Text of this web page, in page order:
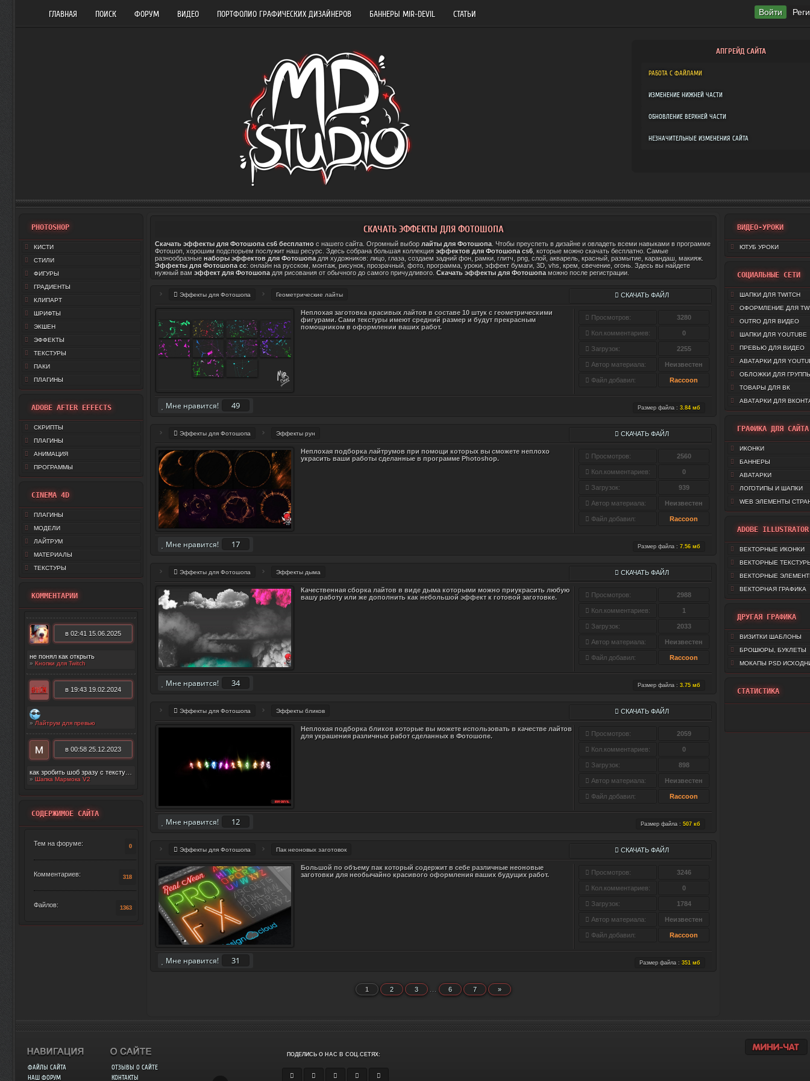
Войти
ГЛАВНАЯ ПОИСК ФОРУМ ВИДЕО ПОРТФОЛИО ГРАФИЧЕСКИХ ДИЗАЙНЕРОВ БАННЕРЫ MIR-DEVIL СТАТЬИ
АПГРЕЙД САЙТА
РАБОТА С ФАЙЛАМИ
ИЗМЕНЕНИЕ НИЖНЕЙ ЧАСТИ
ОБНОВЛЕНИЕ ВЕРХНЕЙ ЧАСТИ
НЕЗНАЧИТЕЛЬНЫЕ ИЗМЕНЕНИЯ САЙТА
ВИДЕО-УРОКИ
ЮТУБ УРОКИ
СОЦИАЛЬНЫЕ СЕТИ
ШАПКИ ДЛЯ TWITCH
ОФОРМЛЕНИЕ ДЛЯ
OUTRO ДЛЯ ВИДЕО
ШАПКИ ДЛЯ YOUTUBE
ПРЕВЬЮ ДЛЯ ВИДЕО
АВАТАРКИ ДЛЯ
ОБЛОЖКИ ДЛЯ
ТОВАРЫ ДЛЯ ВК
АВАТАРКИ ДЛЯ
ГРАФИКА ДЛЯ САЙТА
ИКОНКИ
БАННЕРЫ
АВАТАРКИ
ЛОГОТИПЫ И ШАПКИ
WEB ЭЛЕМЕНТЫ
ADOBE ILLUSTRATOR
ВЕКТОРНЫЕ ИКОНКИ
ВЕКТОРНЫЕ
ВЕКТОРНЫЕ
ВЕКТОРНАЯ ГРАФИКА
ДРУГАЯ ГРАФИКА
ВИЗИТКИ ШАБЛОНЫ
БРОШЮРЫ, БУКЛЕТЫ
МОКАПЫ PSD
СТАТИСТИКА
PHOTOSHOP
КИСТИ
СТИЛИ
ФИГУРЫ
ГРАДИЕНТЫ
КЛИПАРТ
ШРИФТЫ
ЭКШЕН
ЭФФЕКТЫ
ТЕКСТУРЫ
ПАКИ
ПЛАГИНЫ
ADOBE AFTER EFFECTS
СКРИПТЫ
ПЛАГИНЫ
АНИМАЦИЯ
ПРОГРАММЫ
CINEMA 4D
ПЛАГИНЫ
МОДЕЛИ
ЛАЙТРУМ
МАТЕРИАЛЫ
ТЕКСТУРЫ
КОММЕНТАРИИ
в 02:41 15.06.2025
не понял как открыть
» Кнопки для Twitch
в 19:43 19.02.2024
» Лайтрум для превью
в 00:58 25.12.2023
» Шапка Мармока V2
СОДЕРЖИМОЕ САЙТА
Тем на форуме: 0
Комментариев: 318
Файлов: 1363
СКАЧАТЬ ЭФФЕКТЫ ДЛЯ ФОТОШОПА
Скачать эффекты для Фотошопа cs6 бесплатно с нашего сайта. Огромный выбор лайты для Фотошопа . Чтобы преуспеть в дизайне и овладеть всеми навыками в программе
Фотошоп, хорошим подспорьем послужит наш ресурс. Здесь собрана большая коллекция эффектов для Фотошопа cs6 , которые можно скачать бесплатно. Самые
разнообразные наборы эффектов для Фотошопа для художников: лицо, глаза, создаем задний фон, рамки, глитч, png, слой, акварель, красный, размытие, карандаш, макияж.
Эффекты для Фотошопа сс: онлайн на русском, монтаж, рисунок, прозрачный, фото, программа, уроки, эффект бумаги, 3D, vhs, крем, свечение, огонь. Здесь вы найдете
нужный вам эффект для Фотошопа для рисования от обычного до самого причудливого. Скачать эффекты для Фотошопа можно после регистрации.
СКАЧАТЬ ФАЙЛ
Эффекты для Фотошопа Геометрические лайты
Неплохая заготовка красивых лайтов в составе 10 штук с геометрическими
фигурами. Сами текстуры имеют средний размер и будут прекрасным
помощником в оформлении ваших работ.
Просмотров: 3280
Кол.комментариев: 0
Загрузок: 2255
Автор материала: Неизвестен
Файл добавил: Raccoon
Размер файла : 3.84 мб
Мне нравится! 49
СКАЧАТЬ ФАЙЛ
Эффекты для Фотошопа Эффекты рун
Неплохая подборка лайтрумов при помощи которых вы сможете неплохо
украсить ваши работы сделанные в программе Photoshop.
Просмотров: 2560
Кол.комментариев: 0
Загрузок: 939
Автор материала: Неизвестен
Файл добавил: Raccoon
Размер файла : 7.56 мб
Мне нравится! 17
СКАЧАТЬ ФАЙЛ
Эффекты для Фотошопа Эффекты дыма
Качественная сборка лайтов в виде дыма которыми можно приукрасить любую
вашу работу или же дополнить как небольшой эффект к готовой заготовке.
Просмотров: 2988
Кол.комментариев: 1
Загрузок: 2033
Автор материала: Неизвестен
Файл добавил: Raccoon
Размер файла : 3.75 мб
Мне нравится! 34
СКАЧАТЬ ФАЙЛ
Эффекты для Фотошопа Эффекты бликов
Неплохая подборка бликов которые вы можете использовать в качестве лайтов
для украшения различных работ сделанных в Фотошопе.
Просмотров: 2059
Кол.комментариев: 0
Загрузок: 898
Автор материала: Неизвестен
Файл добавил: Raccoon
Размер файла : 507 кб
Мне нравится! 12
СКАЧАТЬ ФАЙЛ
Эффекты для Фотошопа Пак неоновых заготовок
Большой по объему пак который содержит в себе различные неоновые
заготовки для необычайно красивого оформления ваших будущих работ.
Просмотров: 3246
Кол.комментариев: 0
Загрузок: 1784
Автор материала: Неизвестен
Файл добавил: Raccoon
Размер файла : 351 мб
Мне нравится! 31
1 2 3 6 7 »
ФАЙЛЫ САЙТА
НАШ ФОРУМ
ОТЗЫВЫ О САЙТЕ
КОНТАКТЫ
ПОДЕЛИСЬ О НАС В СОЦ.СЕТЯХ: